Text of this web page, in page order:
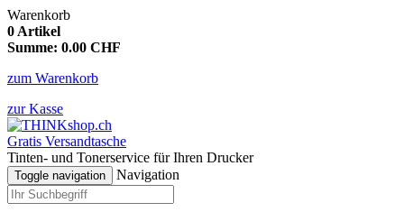
Warenkorb
0 Artikel
Summe: 0.00 CHF
zum Warenkorb
zur Kasse
Gratis Versandtasche
Tinten- und Tonerservice für Ihren Drucker
Toggle navigation Navigation